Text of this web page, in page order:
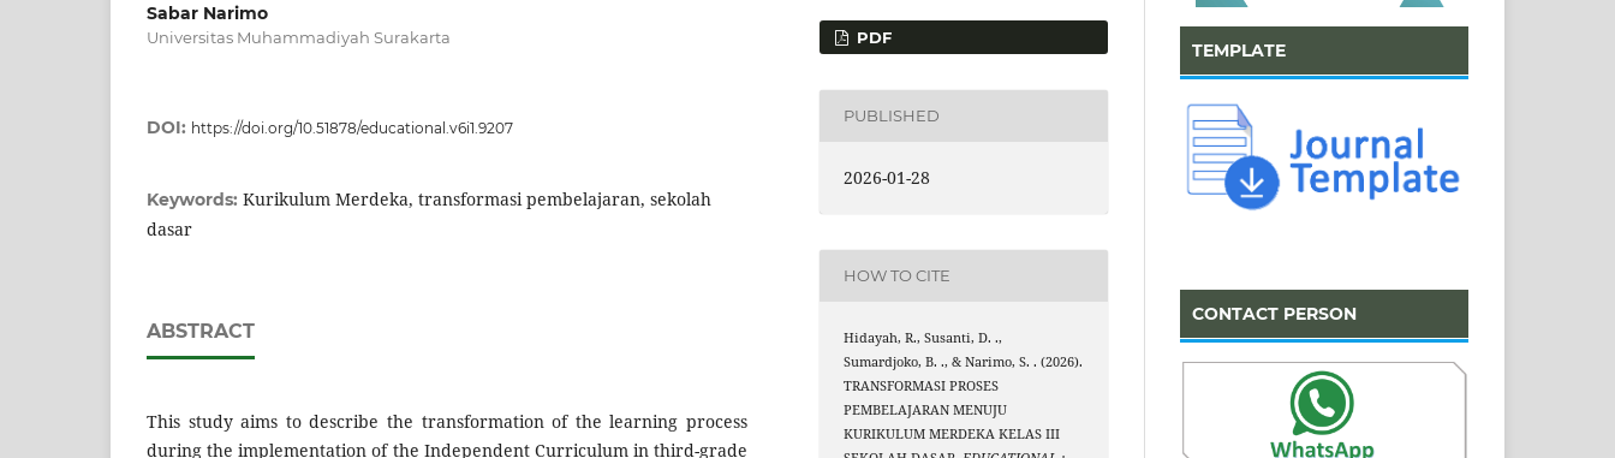
Sabar Narimo
Universitas Muhammadiyah Surakarta
DOI: https://doi.org/10.51878/educational.v6i1.9207
Keywords: Kurikulum Merdeka, transformasi pembelajaran, sekolah
dasar
ABSTRACT
This study aims to describe the transformation of the learning process
during the implementation of the Independent Curriculum in third-grade
PDF
PUBLISHED
2026-01-28
HOW TO CITE
Hidayah, R., Susanti, D. .,
Sumardjoko, B. ., & Narimo, S. . (2026).
TRANSFORMASI PROSES
PEMBELAJARAN MENUJU
KURIKULUM MERDEKA KELAS III
TEMPLATE
CONTACT PERSON